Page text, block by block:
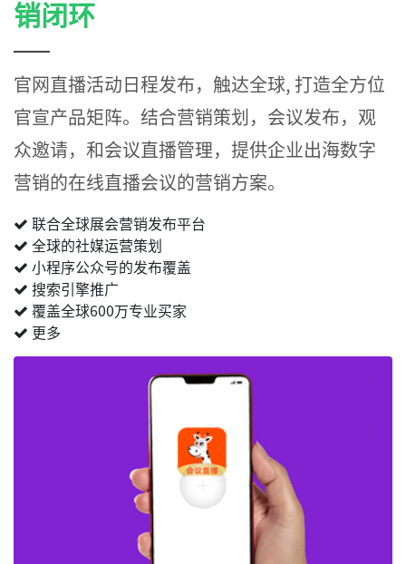
销闭环
官网直播活动日程发布，触达全球, 打造全方位
官宣产品矩阵。结合营销策划，会议发布，观
众邀请，和会议直播管理，提供企业出海数字
营销的在线直播会议的营销方案。
联合全球展会营销发布平台
全球的社媒运营策划
小程序公众号的发布覆盖
搜索引擎推广
覆盖全球600万专业买家
更多